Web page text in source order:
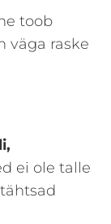
toob
väga raske
ei ole talle